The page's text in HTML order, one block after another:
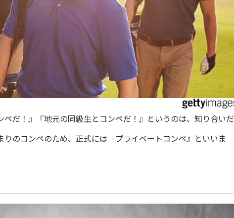
だ！』『地元の同級生とコンペだ！』というのは、知り合いだ
のコンペのため、正式には『プライベートコンペ』といいま